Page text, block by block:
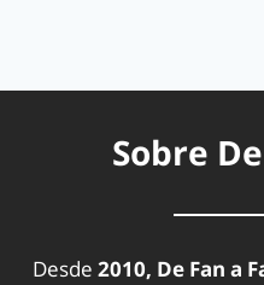
Sobre
Desde 2010, De Fan a